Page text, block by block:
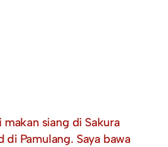
makan siang di Sakura
di Pamulang. Saya bawa